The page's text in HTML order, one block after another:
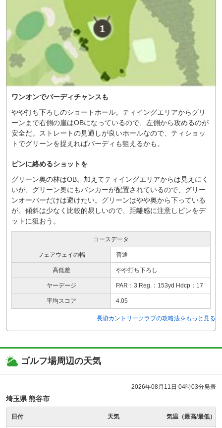
ワンオンでバーディチャンスも
やや打ち下ろしのショートホール。ティイングエリアからグリ
ーンまで右側の崖はOBになっているので、左側から攻めるのが
安全だ。ストレートの見通しが良いホールなので、ティショッ
トでグリーンを捉えればバーディも狙えるかも。
ピンに絡めるショットを
グリーン奥の林はOB。加えてティイングエリアからは見えにく
いが、グリーン奥にもバンカーが配置されているので、グリー
ンオーバーだけは避けたい。グリーンはやや奥から下っている
が、傾斜は少なく比較的易しいので、距離感に注意しピンをデ
ットに狙おう。
コースデータ
フェアウェイの幅 普通
高低差 やや打ち下ろし
ヤーデージ PAR：3 Reg.：153yd Hdcp：17
平均スコア 4.05
長瀞カントリークラブの攻略法をもっと見る
ゴルフ場周辺の天気
2026年08月11日 04時03分発表
埼玉県 熊谷市
日付 天気 気温（最高/最低）